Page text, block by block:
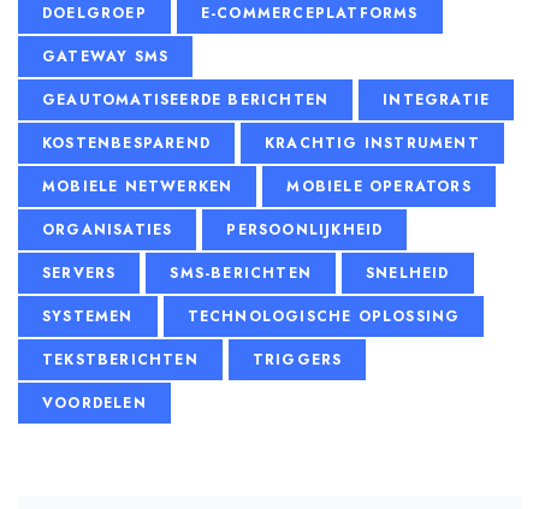
DOELGROEP
E-COMMERCEPLATFORMS
GATEWAY SMS
GEAUTOMATISEERDE BERICHTEN
INTEGRATIE
KOSTENBESPAREND
KRACHTIG INSTRUMENT
MOBIELE NETWERKEN
MOBIELE OPERATORS
ORGANISATIES
PERSOONLIJKHEID
SERVERS
SMS-BERICHTEN
SNELHEID
SYSTEMEN
TECHNOLOGISCHE OPLOSSING
TEKSTBERICHTEN
TRIGGERS
VOORDELEN